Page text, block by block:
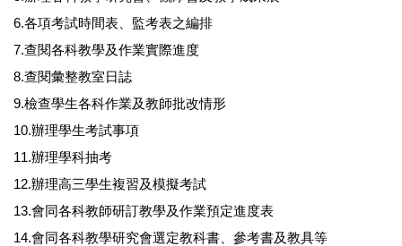
6.各項考試時間表、監考表之編排
7.查閱各科教學及作業實際進度
8.查閱彙整教室日誌
9.檢查學生各科作業及教師批改情形
10.辦理學生考試事項
11.辦理學科抽考
12.辦理高三學生複習及模擬考試
13.會同各科教師研訂教學及作業預定進度表
14.會同各科教學研究會選定教科書、參考書及教具等